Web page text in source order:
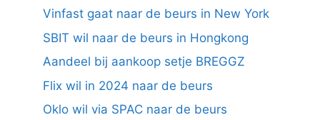
Vinfast gaat naar de beurs in New York
SBIT wil naar de beurs in Hongkong
Aandeel bij aankoop setje BREGGZ
Flix wil in 2024 naar de beurs
Oklo wil via SPAC naar de beurs